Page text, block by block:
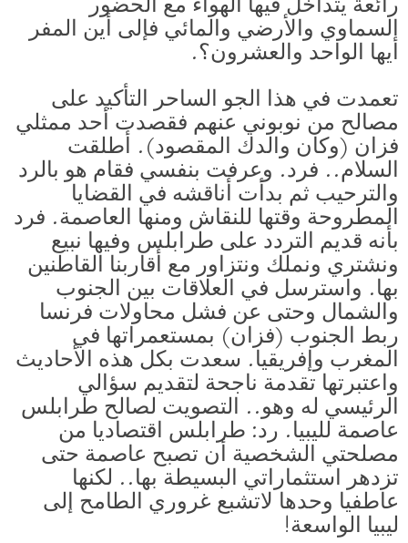
السماوي والأرضي والمائي فإلى أين المفر
أيها الواحد والعشرون؟.
تعمدت في هذا الجو الساحر التأكيد على
مصالح من نوبوني عنهم فقصدت أحد ممثلي
فزان (وكان والدك المقصود). أطلقت
السلام.. فرد. وعرفت بنفسي فقام هو بالرد
والترحيب ثم بدأت أناقشه في القضايا
المطروحة وقتها للنقاش ومنها العاصمة. فرد
بأنه قديم التردد على طرابلس وفيها نبيع
ونشتري ونملك ونتزاور مع أقاربنا القاطنين
بها. واسترسل في العلاقات بين الجنوب
والشمال وحتى عن فشل محاولات فرنسا
ربط الجنوب (فزان) بمستعمراتها في
المغرب وإفريقيا. سعدت بكل هذه الأحاديث
واعتبرتها تقدمة ناجحة لتقديم سؤالي
الرئيسي له وهو.. التصويت لصالح طرابلس
عاصمة لليبيا. رد: طرابلس اقتصاديا من
مصلحتي الشخصية أن تصبح عاصمة حتى
تزدهر استثماراتي البسيطة بها.. لكنها
عاطفيا وحدها لاتشبع غروري الطامح إلى
ليبيا الواسعة!